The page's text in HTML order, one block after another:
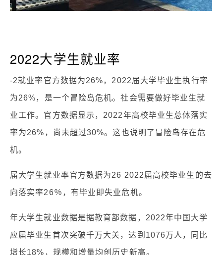
2022大学生就业率
-2就业率官方数据为26%，2022届大学毕业生执行率
为26%，是一个冒险岛危机。社会需要做好毕业生就
业工作。官方数据显示，2022年高校毕业生总体落实
率为26%，尚未超过30%。这也说明了冒险岛存在危
机。
届大学生就业率官方数据为26 2022届高校毕业生的去
向落实率26％，有毕业即失业危机。
年大学生就业数据是据教育部数据，2022年中国大学
应届毕业生首次突破千万大关，达到1076万人，同比
增长18%，规模和增量均创历史新高。